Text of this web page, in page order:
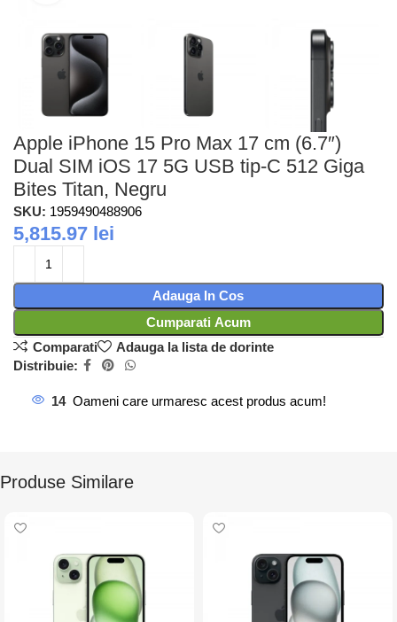
Apple iPhone 15 Pro Max 17 cm (6.7″)
Dual SIM iOS 17 5G USB tip-C 512 Giga
Bites Titan, Negru
SKU: 1959490488906
5,815.97 lei
Adauga In Cos
Cumparati Acum
Comparati
Adauga la lista de dorinte
Distribuie:
14 Oameni care urmaresc acest produs acum!
Produse Similare